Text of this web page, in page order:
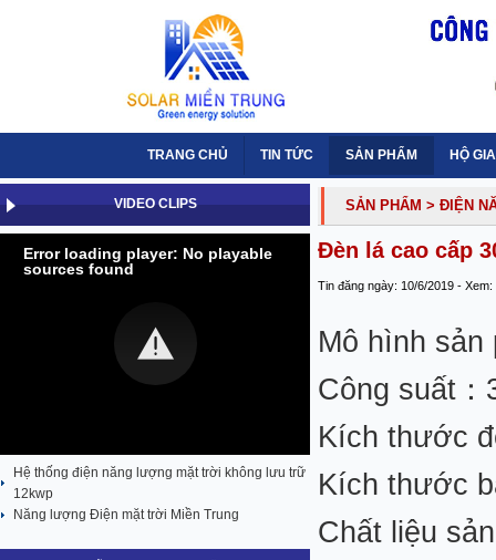
TRANG CHỦ TIN TỨC SẢN PHẨM HỘ
VIDEO CLIPS
Error loading player: No playable
sources found
Hệ thống điện năng lượng mặt trời không lưu trữ
12kwp
Năng lượng Điện mặt trời Miền Trung
SẢN PHẨM > ĐIỆN
Đèn lá cao cấp
Tin đăng ngày: 10/6/2019 - Xem:
Mô hình sản
Công suất：
Kích thước
Kích thước
Chất liệu